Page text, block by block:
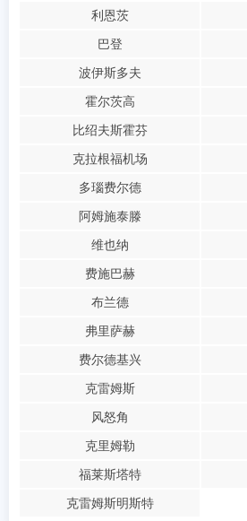
利恩茨
巴登
波伊斯多夫
霍尔茨高
比绍夫斯霍芬
克拉根福机场
多瑙费尔德
阿姆施泰滕
维也纳
费施巴赫
布兰德
弗里萨赫
费尔德基兴
克雷姆斯
风怒角
克里姆勒
福莱斯塔特
克雷姆斯明斯特